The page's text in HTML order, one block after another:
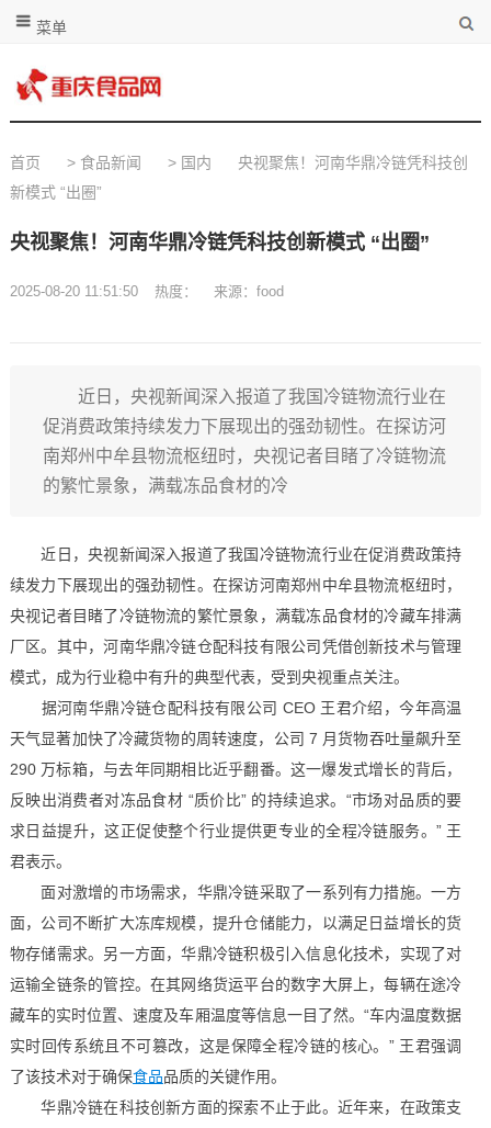
菜单
首页 > 食品新闻 > 国内
央视聚焦！河南华鼎冷链凭科技创
新模式 “出圈”
央视聚焦！河南华鼎冷链凭科技创新模式 “出圈”
2025-08-20 11:51:50 热度： 来源：food
近日，央视新闻深入报道了我国冷链物流行业在
促消费政策持续发力下展现出的强劲韧性。在探访河
南郑州中牟县物流枢纽时，央视记者目睹了冷链物流
的繁忙景象，满载冻品食材的冷
近日，央视新闻深入报道了我国冷链物流行业在促消费政策持
续发力下展现出的强劲韧性。在探访河南郑州中牟县物流枢纽时，
央视记者目睹了冷链物流的繁忙景象，满载冻品食材的冷藏车排满
厂区。其中，河南华鼎冷链仓配科技有限公司凭借创新技术与管理
模式，成为行业稳中有升的典型代表，受到央视重点关注。​
据河南华鼎冷链仓配科技有限公司 CEO 王君介绍，今年高温
天气显著加快了冷藏货物的周转速度，公司 7 月货物吞吐量飙升至
290 万标箱，与去年同期相比近乎翻番。这一爆发式增长的背后，
反映出消费者对冻品食材 “质价比” 的持续追求。“市场对品质的要
求日益提升，这正促使整个行业提供更专业的全程冷链服务。” 王
君表示。​
面对激增的市场需求，华鼎冷链采取了一系列有力措施。一方
面，公司不断扩大冻库规模，提升仓储能力，以满足日益增长的货
物存储需求。另一方面，华鼎冷链积极引入信息化技术，实现了对
运输全链条的管控。在其网络货运平台的数字大屏上，每辆在途冷
藏车的实时位置、速度及车厢温度等信息一目了然。“车内温度数据
实时回传系统且不可篡改，这是保障全程冷链的核心。” 王君强调
了该技术对于确保食品品质的关键作用。​
华鼎冷链在科技创新方面的探索不止于此。近年来，在政策支